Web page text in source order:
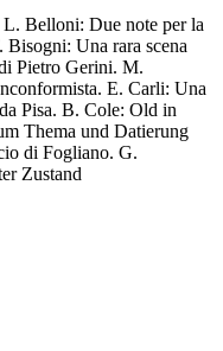
Belloni: Due note per la
Una rara scena
Pietro Gerini. M.
E. Carli: Una
Pisa. B. Cole: Old in
Thema und Datierung
di Fogliano. G.
Zustand